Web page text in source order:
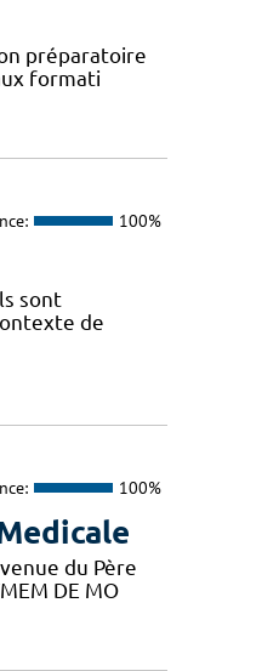
préparatoire
formati
100%
sont
de
100%
du Père
DE MO